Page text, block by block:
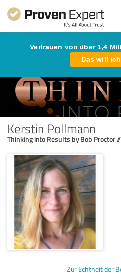
Vertrauen von über 1,4
Das will
Kerstin Pollmann
Thinking into Results by Bob Proctor
Zur Echtheit der